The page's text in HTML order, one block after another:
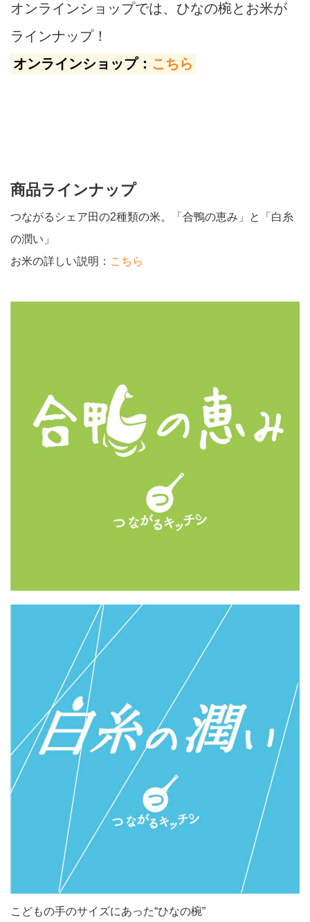
オンラインショップでは、ひなの椀とお米が
ラインナップ！
オンラインショップ： こちら
商品ラインナップ
つながるシェア田の2種類の米。「合鴨の恵み」と「白糸
の潤い」
お米の詳しい説明： こちら
こどもの手のサイズにあった“ひなの椀”